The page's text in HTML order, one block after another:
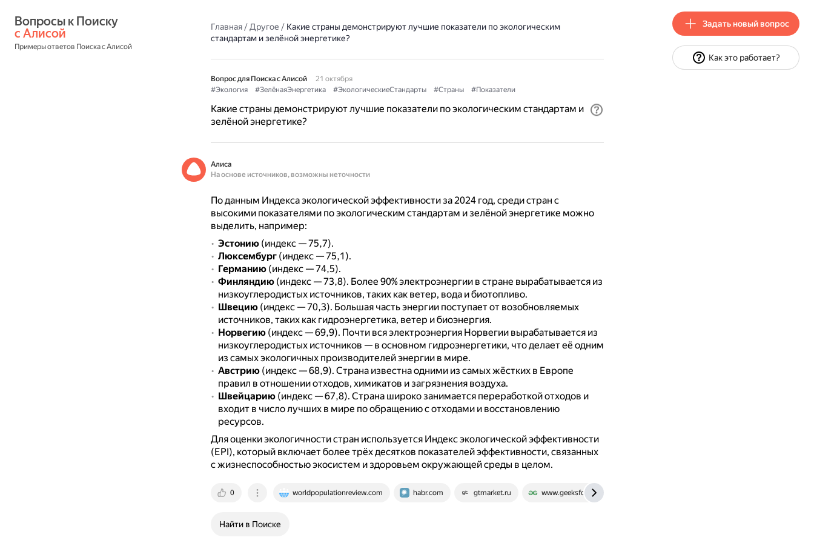
с Алисой
Примеры ответов Поиска с Алисой
Главная/Другое / Какие страны демонстрируют лучшие показатели по экологическим
стандартам и зелёной энергетике?
Вопрос для Поиска с Алисой
21 октября
#Экология
#ЗелёнаяЭнергетика #ЭкологическиеСтандарты #Страны #Показатели
Какие страны демонстрируют лучшие показатели по экологическим стандартам и
зелёной энергетике?
Алиса
На основе источников, возможны неточности
По данным Индекса экологической эффективности за 2024 год, среди стран с
высокими показателями по экологическим стандартам и зелёной энергетике можно
выделить, например:
Эстонию(индекс — 75,7).
Люксембург(индекс — 75,1).
Германию(индекс — 74,5).
Финляндию(индекс — 73,8). Более 90% электроэнергии в стране вырабатывается из
низкоуглеродистых источников, таких как ветер, вода и биотопливо.
Швецию(индекс — 70,3). Большая часть энергии поступает от возобновляемых
источников, таких как гидроэнергетика, ветер и биоэнергия.
Норвегию(индекс — 69,9). Почти вся электроэнергия Норвегии вырабатывается из
низкоуглеродистых источников — в основном гидроэнергетики, что делает её одним
из самых экологичных производителей энергии в мире.
Австрию(индекс — 68,9). Страна известна одними из самых жёстких в Европе
правил в отношении отходов, химикатов и загрязнения воздуха.
Швейцарию(индекс — 67,8). Страна широко занимается переработкой отходов и
входит в число лучших в мире по обращению с отходами и восстановлению
ресурсов.
Для оценки экологичности стран используется Индекс экологической эффективности
(EPI), который включает более трёх десятков показателей эффективности, связанных
с жизнеспособностью экосистем и здоровьем окружающей среды в целом.
0 worldpopulationreview.com habr.com gtmarket.ru www.geeksforgeeks.org
Найти в Поиске
Задать новый вопрос
Как это работает?